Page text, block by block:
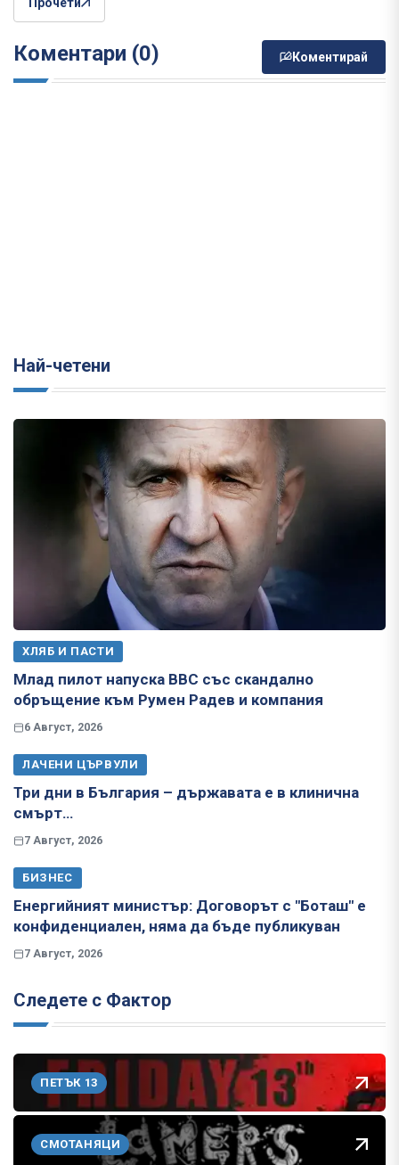
Прочети
Коментари (0) Коментирай
Най-четени
ХЛЯБ И ПАСТИ
Млад пилот напуска ВВС със скандално
обръщение към Румен Радев и компания
6 Август, 2026
ЛАЧЕНИ ЦЪРВУЛИ
Три дни в България – държавата е в клинична
смърт…
7 Август, 2026
БИЗНЕС
Енергийният министър: Договорът с "Боташ" е
конфиденциален, няма да бъде публикуван
7 Август, 2026
Следете с Фактор
ПЕТЪК 13
СМОТАНЯЦИ